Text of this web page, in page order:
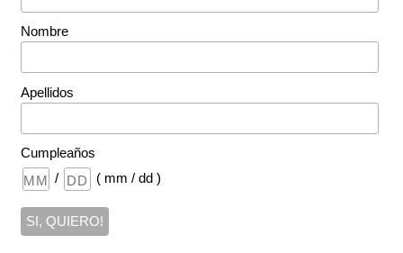
Nombre
Apellidos
Cumpleaños
/
( mm / dd )